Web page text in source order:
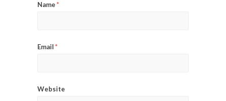
Name*
Email*
Website